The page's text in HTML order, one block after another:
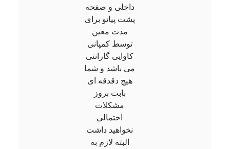
داخلی و صفحه
پشت پیانو برای
مدت معین
توسط کمپانی
کاوایی گارانتی
می باشد و شما
هیچ دقدقه ای
بابت بروز
مشکلات
احتمالی
نخواهید داشت
البته لازم به